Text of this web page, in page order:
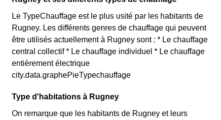
Le TypeChauffage est le plus usité par les habitants de
Rugney. Les différents genres de chauffage qui peuvent
être utilisés actuellement à Rugney sont : * Le chauffage
central collectif * Le chauffage individuel * Le chauffage
entièrement électrique
city.data.graphePieTypechauffage
Type d'habitations à Rugney
On remarque que les habitants de Rugney et leurs